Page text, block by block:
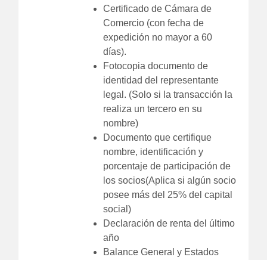
Certificado de Cámara de
Comercio (con fecha de
expedición no mayor a 60
días).
Fotocopia documento de
identidad del representante
legal. (Solo si la transacción la
realiza un tercero en su
nombre)
Documento que certifique
nombre, identificación y
porcentaje de participación de
los socios(Aplica si algún socio
posee más del 25% del capital
social)
Declaración de renta del último
año
Balance General y Estados